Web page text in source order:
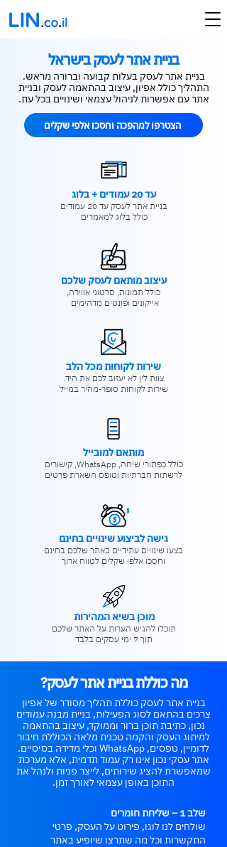
בניית אתר לעסק בישראל
בניית אתר לעסק בעלות קבועה וברורה מראש.
התהליך כולל אפיון,עיצוב בהתאמה לעסק ובניית
אתר עם אפשרות לניהול עצמאי ושינויים בכל עת.
הצטרפו למהפכה וחסכו אלפי שקלים
עד 20 עמודים + בלוג
בניית אתר לעסק עד 20 עמודים
כולל בלוג למאמרים
עיצוב מותאם לעסק שלכם
כולל תמונות, סרטוני אווירה,
אייקונים ופונטים מדהימים
שירות לקוחות מכל הלב
צוות לין לא יעזוב לכם את היד.
שירות לקוחות סופר-מהיר במייל
מותאם למובייל
כולל כפתורי שיחה, WhatsApp, קישורים
לרשתות חברתיות וטופס השארת פרטים
גישה לביצוע שינויים בחינם
בצעו שינויים עתידיים באתר שלכם בחינם
וחסכו אלפי שקלים לטווח ארוך
מוכן בשיא המהירות
תוכלו להגיש הערות על האתר שלכם
תוך 7 ימי עסקים בלבד
מה כוללת בניית אתר לעסק?
בניית אתר לעסק כוללת תהליך מסודר של אפיון
צרכים בהתאם לסוג הפעילות, בניית מבנה עמודים
נכון, כתיבת תוכן ברור וממוקד, עיצוב בהתאמה
למיתוג העסק והקמה טכנית מלאה הכוללת חיבור
לדומיין, טפסים, WhatsApp וכלי מדידה בסיסיים.
אתר עסקי נכון אינו רק עמוד תדמית, אלא מערכת
שמאפשרת להציג שירותים, לייצר פניות ולנהל את
התוכן באופן עצמאי לאורך זמן.
שלב 1 – שליחת חומרים
שולחים לנו לוגו, פירוט על העסק, פרטי
התקשרות וכל מה שתרצו שיופיע באתר